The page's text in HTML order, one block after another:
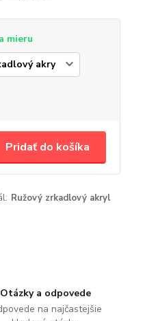
mieru
Pridať do košíka
Ružový zrkadlový akryl
Otázky a odpovede
na najčastejšie